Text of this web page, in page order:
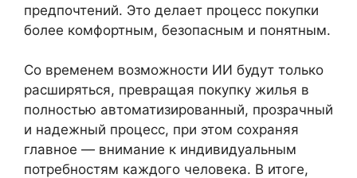
предпочтений. Это делает процесс покупки
более комфортным, безопасным и понятным.
Со временем возможности ИИ будут только
расширяться, превращая покупку жилья в
полностью автоматизированный, прозрачный
и надежный процесс, при этом сохраняя
главное — внимание к индивидуальным
потребностям каждого человека. В итоге,